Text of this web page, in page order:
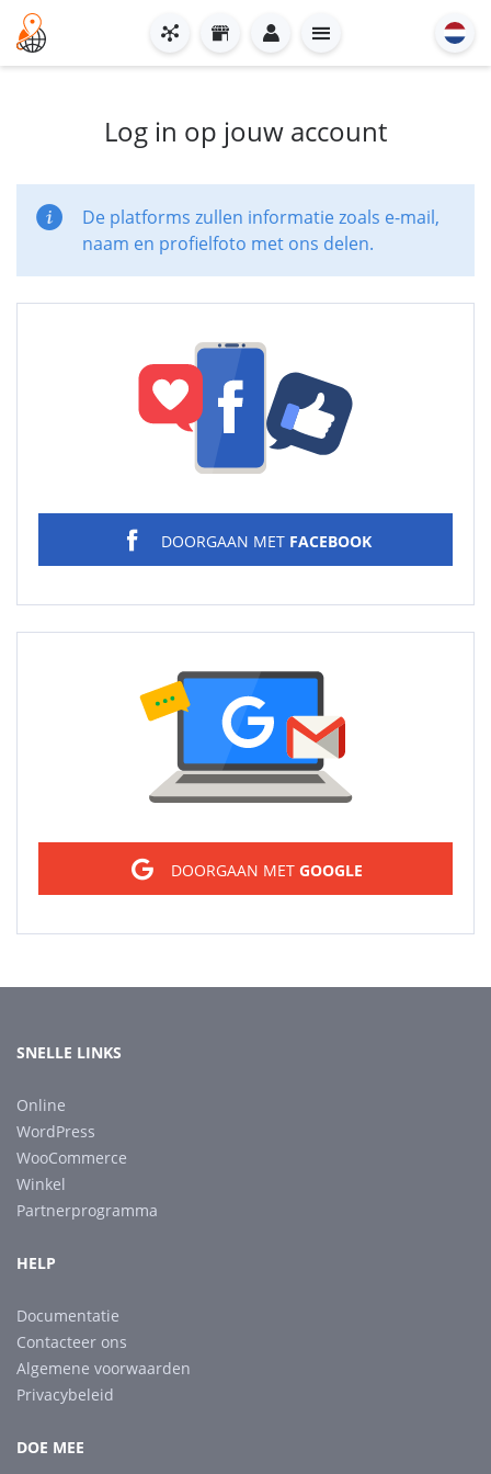
Log in op jouw account
De platforms zullen informatie zoals e-mail,
naam en profielfoto met ons delen.
DOORGAAN MET FACEBOOK
DOORGAAN MET GOOGLE
SNELLE LINKS
Online
WordPress
WooCommerce
Winkel
Partnerprogramma
HELP
Documentatie
Contacteer ons
Algemene voorwaarden
Privacybeleid
DOE MEE